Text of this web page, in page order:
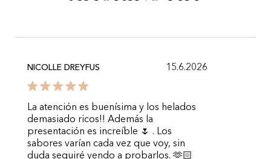
NICOLLE DREYFUS 15.6.2026
La atención es buenísima y los helados
demasiado ricos!! Además la
presentación es increíble 🌷 . Los
sabores varían cada vez que voy, sin
duda seguiré yendo a probarlos. 🫶🏻